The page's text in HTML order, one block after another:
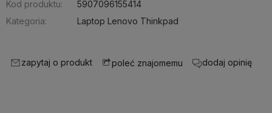
Kod produktu:
5907096155414
Kategoria:
Laptop Lenovo Thinkpad
zapytaj o produkt poleć znajomemu dodaj opinię